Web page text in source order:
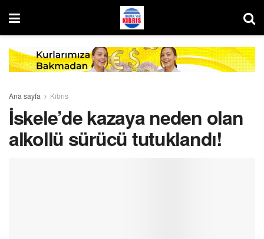
Ana sayfa Kıbrıs
İskele’de kazaya neden olan
alkollü sürücü tutuklandı!